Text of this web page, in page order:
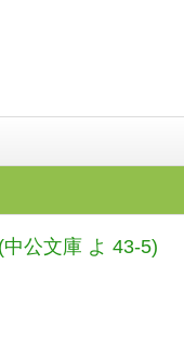
公文庫 よ 43-5)